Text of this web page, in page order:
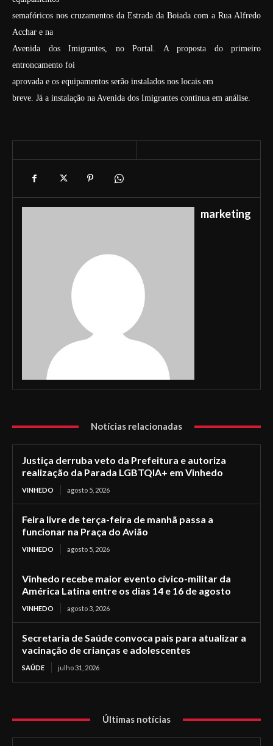
semafóricos nos cruzamentos da Estrada da Boiada com a Rua Alfredo
Acchar e na
Avenida dos Imigrantes, no Portal. A proposta do primeiro
entroncamento foi
aprovada e os equipamentos serão instalados nos locais em
breve. Já a instalação na Avenida dos Imigrantes continua em análise.
marketing
Notícias relacionadas
Justiça derruba veto da Prefeitura e autoriza
realização da Parada LGBTQIA+ em Vinhedo
VINHEDO agosto 5, 2026
Feira livre de terça-feira de manhã passa a
funcionar na Praça do Avião
VINHEDO agosto 5, 2026
Vinhedo recebe maior evento cívico-militar da
América Latina entre os dias 14 e 16 de agosto
VINHEDO agosto 3, 2026
Secretaria de Saúde convoca pais para atualizar a
vacinação de crianças e adolescentes
SAÚDE julho 31, 2026
Últimas notícias